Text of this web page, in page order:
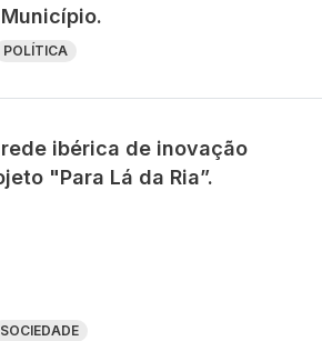
POLÍTICA
ibérica de inovação
"Para Lá da Ria”.
SOCIEDADE